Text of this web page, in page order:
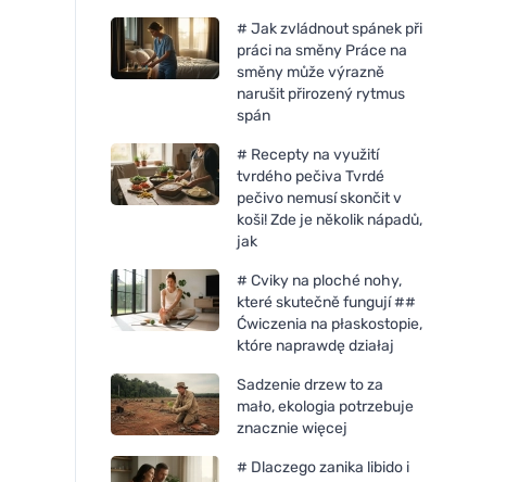
# Jak zvládnout spánek při
práci na směny Práce na
směny může výrazně
narušit přirozený rytmus
spán
# Recepty na využití
tvrdého pečiva Tvrdé
pečivo nemusí skončit v
koši! Zde je několik nápadů,
jak
# Cviky na ploché nohy,
které skutečně fungují ##
Ćwiczenia na płaskostopie,
które naprawdę działaj
Sadzenie drzew to za
mało, ekologia potrzebuje
znacznie więcej
# Dlaczego zanika libido i